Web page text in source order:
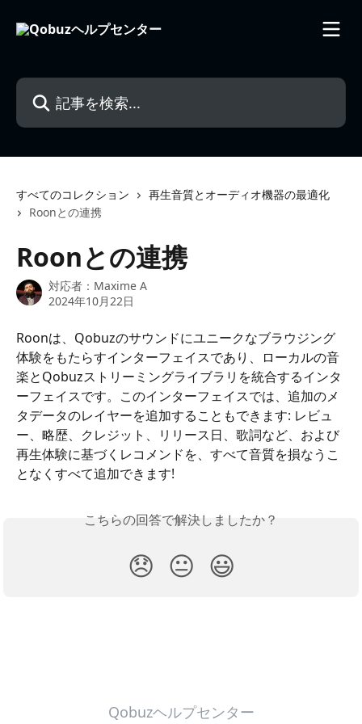
記事を検索...
すべてのコレクション
再生音質とオーディオ機器の最適化
Roonとの連携
Roonとの連携
対応者： Maxime A
2024年10月22日
Roonは、Qobuzのサウンドにユニークなブラウジング
体験をもたらすインターフェイスであり、ローカルの音
楽とQobuzストリーミングライブラリを統合するインタ
ーフェイスです。このインターフェイスでは、追加のメ
タデータのレイヤーを追加することもできます: レビュ
ー、略歴、クレジット、リリース日、歌詞など、および
再生体験に基づくレコメンドを、すべて音質を損なうこ
となくすべて追加できます!
こちらの回答で解決しましたか？
😞 😐 😃
Qobuzヘルプセンター